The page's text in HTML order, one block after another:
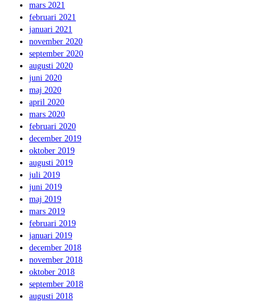
mars 2021
februari 2021
januari 2021
november 2020
september 2020
augusti 2020
juni 2020
maj 2020
april 2020
mars 2020
februari 2020
december 2019
oktober 2019
augusti 2019
juli 2019
juni 2019
maj 2019
mars 2019
februari 2019
januari 2019
december 2018
november 2018
oktober 2018
september 2018
augusti 2018